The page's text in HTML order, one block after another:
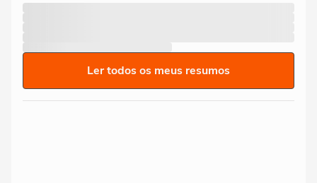
Ler todos os meus resumos